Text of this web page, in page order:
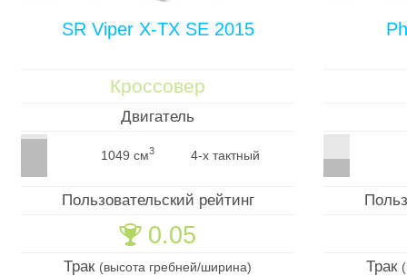
SR Viper X-TX SE 2015
Кроссовер
Двигатель
1049 см3 4-х тактный
Пользовательский рейтинг
🏆 0.05
Трак (высота гребней/ширина) Трак